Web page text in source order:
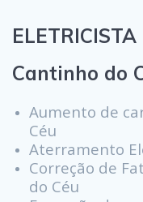
Cantinho do
Aumento de
Céu
Aterramento
Correção de
do Céu